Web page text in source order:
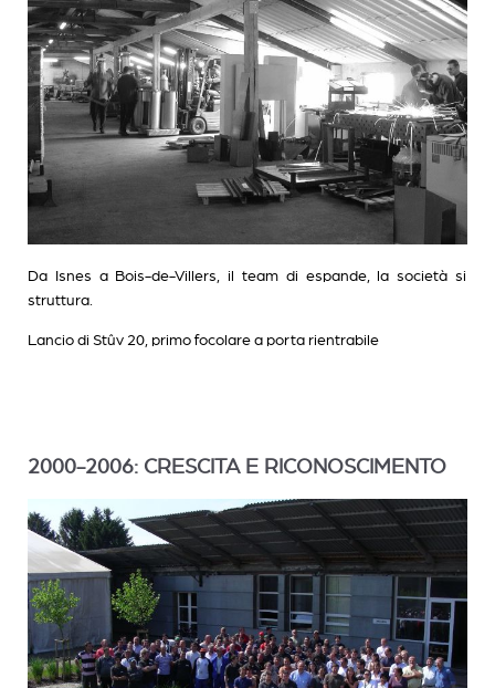
Da Isnes a Bois-de-Villers, il team di espande, la società si
struttura.
Lancio di Stûv 20, primo focolare a porta rientrabile
2000-2006: CRESCITA E RICONOSCIMENTO